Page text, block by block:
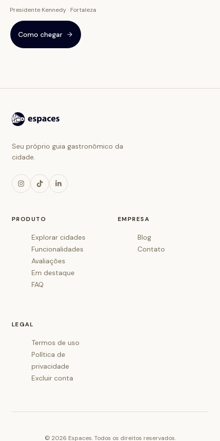
Presidente Kennedy · Fortaleza
Como chegar
Seu próprio guia gastronômico da
cidade.
PRODUTO
Explorar cidades
Funcionalidades
Avaliações
Em destaque
FAQ
EMPRESA
Blog
Contato
LEGAL
Termos de uso
Política de
privacidade
Excluir conta
© 2026 Espaces. Todos os direitos reservados.